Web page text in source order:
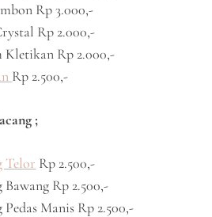
Rp 3.000,-
Rp 2.000,-
Kletikan Rp 2.000,-
Rp 2.500,-
;
Telor Rp 2.500,-
Bawang Rp 2.500,-
Pedas Manis Rp 2.500,-